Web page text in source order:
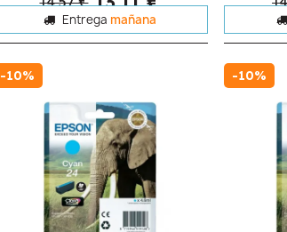
Entrega mañana
-10% -10%